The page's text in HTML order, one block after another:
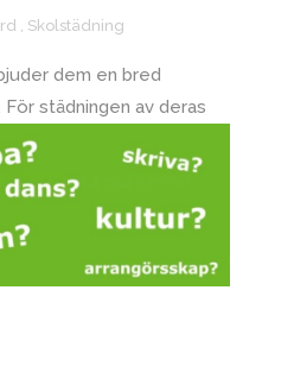
, Skolstädning
dem en bred
städningen av deras